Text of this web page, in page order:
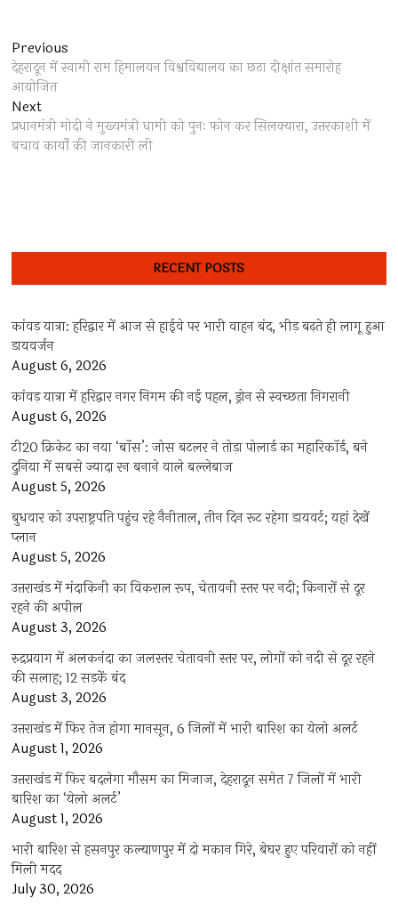
Post
navigation
Previous
post:
देहरादून में स्वामी राम हिमालयन विश्वविद्यालय का छठा दीक्षांत समारोह
आयोजित
NextNext
post:
प्रधानमंत्री मोदी ने मुख्यमंत्री धामी को पुनः फोन कर सिलक्यारा, उत्तरकाशी में
बचाव कार्यों की जानकारी ली
RECENT POSTS
कांवड़ यात्रा: हरिद्वार में आज से हाईवे पर भारी वाहन बंद, भीड़ बढ़ते ही लागू हुआ
डायवर्जन
August 6, 2026
कांवड़ यात्रा में हरिद्वार नगर निगम की नई पहल, ड्रोन से स्वच्छता निगरानी
August 6, 2026
टी20 क्रिकेट का नया ‘बॉस’: जोस बटलर ने तोड़ा पोलार्ड का महारिकॉर्ड, बने
दुनिया में सबसे ज्यादा रन बनाने वाले बल्लेबाज
August 5, 2026
बुधवार को उपराष्ट्रपति पहुंच रहे नैनीताल, तीन दिन रूट रहेगा डायवर्ट; यहां देखें
प्‍लान
August 5, 2026
उत्तराखंड में मंदाकिनी का विकराल रूप, चेतावनी स्तर पर नदी; किनारों से दूर
रहने की अपील
August 3, 2026
रुद्रप्रयाग में अलकनंदा का जलस्तर चेतावनी स्तर पर, लोगों को नदी से दूर रहने
की सलाह; 12 सड़कें बंद
August 3, 2026
उत्तराखंड में फिर तेज होगा मानसून, 6 जिलों में भारी बारिश का येलो अलर्ट
August 1, 2026
उत्तराखंड में फिर बदलेगा मौसम का मिजाज, देहरादून समेत 7 जिलों में भारी
बारिश का ‘येलो अलर्ट’
August 1, 2026
भारी बारिश से हसनपुर कल्याणपुर में दो मकान गिरे, बेघर हुए परिवारों को नहीं
मिली मदद
July 30, 2026